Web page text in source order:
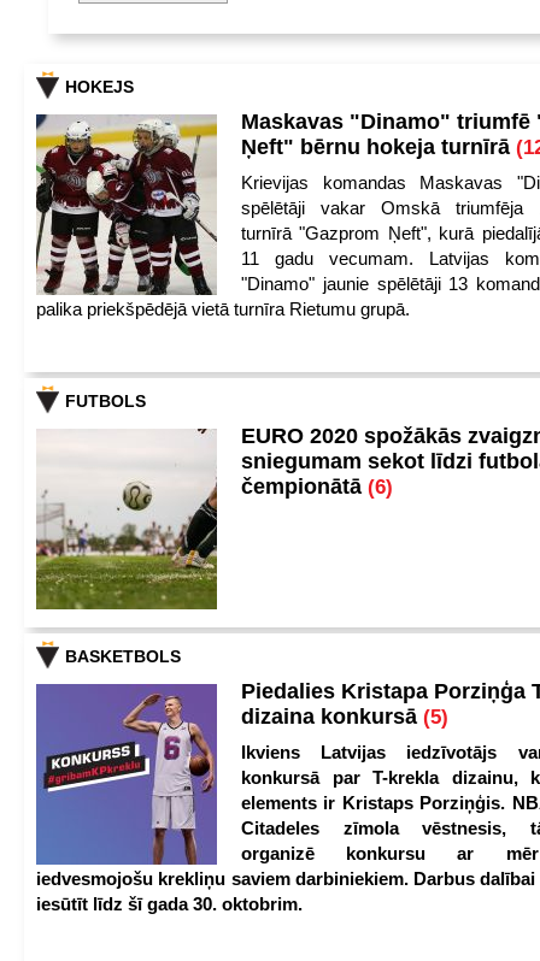
HOKEJS
Maskavas "Dinamo" triumfē
Ņeft" bērnu hokeja turnīrā
Krievijas komandas Maskavas
spēlētāji vakar Omskā triumfēja
turnīrā "Gazprom Ņeft", kurā
11 gadu vecumam. Latvijas
"Dinamo" jaunie spēlētāji 13
palika priekšpēdējā vietā turnīra Rietumu grupā.
FUTBOLS
EURO 2020 spožākās
sniegumam sekot līdzi
čempionātā (6)
BASKETBOLS
Piedalies Kristapa Porziņģa
dizaina konkursā (5)
Ikviens Latvijas iedzīvotājs
konkursā par T-krekla dizainu,
elements ir Kristaps Porziņģis.
Citadeles zīmola vēstnesis,
organizē konkursu ar
iedvesmojošu krekliņu saviem darbiniekiem. Darbus
iesūtīt līdz šī gada 30. oktobrim.